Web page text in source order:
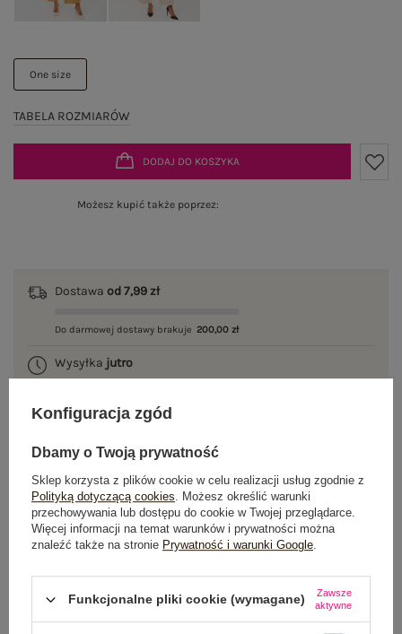
One size
TABELA ROZMIARÓW
DODAJ DO KOSZYKA
Możesz kupić także poprzez:
Dostawa od 7,99 zł
Do darmowej dostawy brakuje 200,00 zł
Wysyłka jutro
OPIS PRODUKTU
GŁÓWNE PARAMETRY
WYSYŁKA I DOSTAWA
Konfiguracja zgód
Dbamy o Twoją prywatność
Sklep korzysta z plików cookie w celu realizacji usług zgodnie z
Polityką dotyczącą cookies. Możesz określić warunki
przechowywania lub dostępu do cookie w Twojej przeglądarce.
Więcej informacji na temat warunków i prywatności można
znaleźć także na stronie Prywatność i warunki Google.
Funkcjonalne pliki cookie (wymagane)
Zawsze
aktywne